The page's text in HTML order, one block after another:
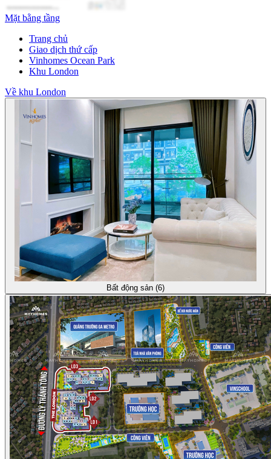
Mặt bằng tầng
Trang chủ
Giao dịch thứ cấp
Vinhomes Ocean Park
Khu London
Về khu London
Bất động sản (6)